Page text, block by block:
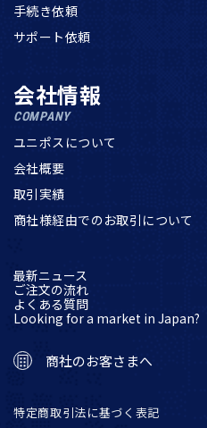
手続き依頼
サポート依頼
会社情報
COMPANY
ユニポスについて
会社概要
取引実績
商社様経由でのお取引について
最新ニュース
ご注文の流れ
よくある質問
Looking for a market in Japan?
商社のお客さまへ
特定商取引法に基づく表記